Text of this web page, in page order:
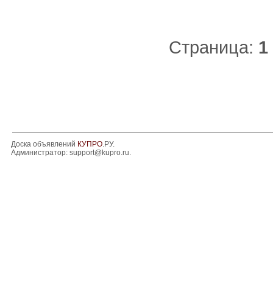
Страница: 1
Доска объявлений КУПРО.РУ.
Администратор: support@kupro.ru.